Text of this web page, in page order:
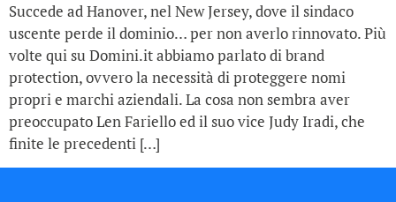
Succede ad Hanover, nel New Jersey, dove il sindaco
uscente perde il dominio… per non averlo rinnovato. Più
volte qui su Domini.it abbiamo parlato di brand
protection, ovvero la necessità di proteggere nomi
propri e marchi aziendali. La cosa non sembra aver
preoccupato Len Fariello ed il suo vice Judy Iradi, che
finite le precedenti […]